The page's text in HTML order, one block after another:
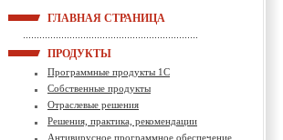
ГЛАВНАЯ СТРАНИЦА
ПРОДУКТЫ
Программные продукты 1С
Собственные продукты
Отраслевые решения
Решения, практика, рекомендации
Антивирусное программное обеспечение